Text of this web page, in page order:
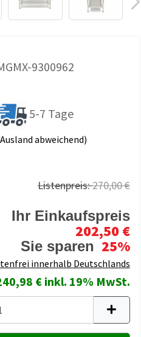
9300962
5-7 Tage
abweichend)
Listenpreis:270,00 €
Ihr Einkaufspreis
202,50 €
Sie sparen 25%
innerhalb Deutschlands
€ inkl. 19% MwSt.